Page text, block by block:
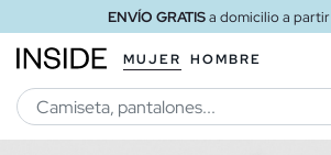
ENVÍO GRATISa domicilio a
MUJER HOMBRE